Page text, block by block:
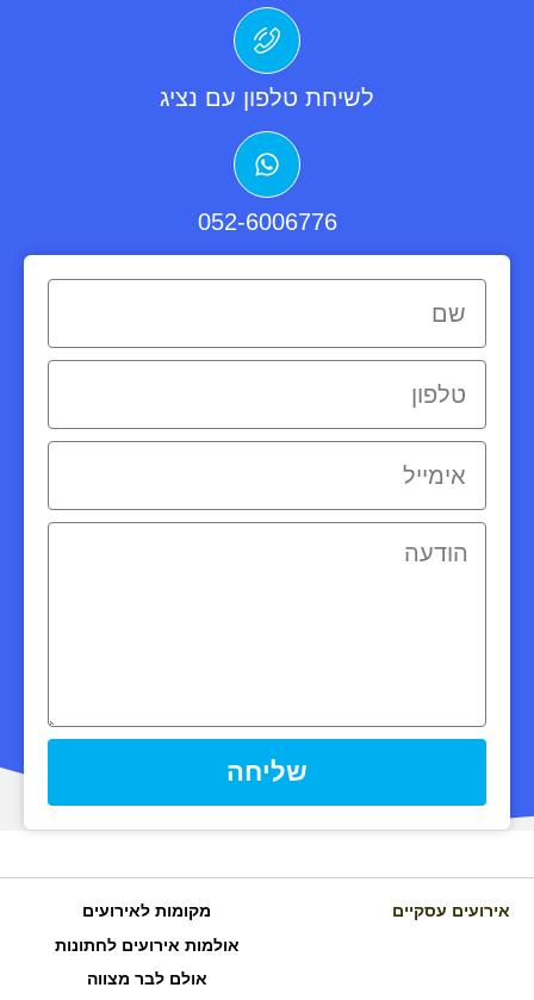
לשיחת טלפון עם נציג
052-6006776
שליחה
אירועים עסקיים
מקומות לאירועים
אולמות אירועים לחתונות
אולם לבר מצווה